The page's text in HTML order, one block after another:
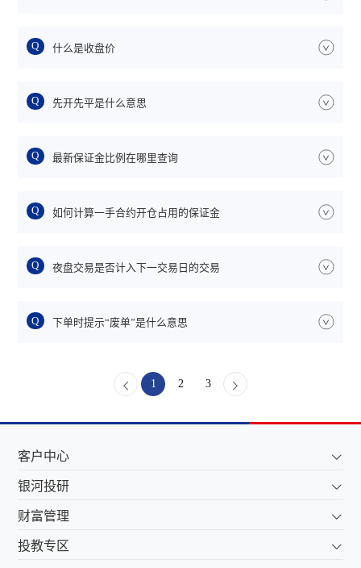
Q 什么是收盘价 >
Q 先开先平是什么意思 >
Q 最新保证金比例在哪里查询 >
Q 如何计算一手合约开仓占用的保证金 >
Q 夜盘交易是否计入下一交易日的交易 >
Q 下单时提示“废单”是什么意思 >
1 2 3
客户中心
银河投研
财富管理
投教专区